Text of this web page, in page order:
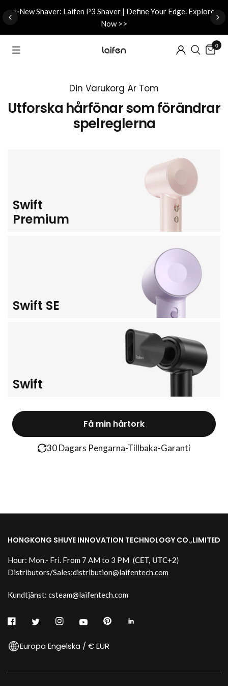
✨New Shaver: Laifen P3 Shaver | Define Your Edge. Explore
Now >>
0
Din Varukorg Är Tom
Utforska hårfönar som förändrar
spelreglerna
Swift
Premium
Swift SE
Swift
Få min hårtork
30 Dagars Pengarna-Tillbaka-Garanti
HONGKONG SHUYE INNOVATION TECHNOLOGY CO.,LIMITED
Hour: Mon.- Fri. From 7 AM to 3 PM (CET, UTC+2)
Distributors/Sales:distribution@laifentech.com
Kundtjänst: csteam@laifentech.com
Europa Engelska / € EUR